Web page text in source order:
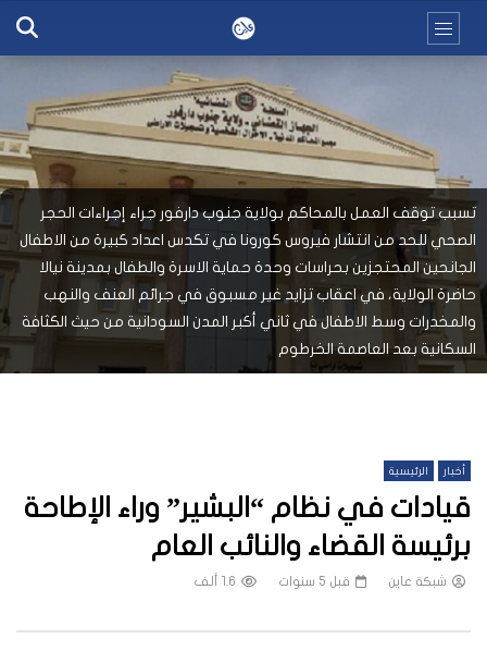
تسبب توقف العمل بالمحاكم بولاية جنوب دارفور جراء إجراءات الحجر
الصحي للحد من انتشار فيروس كورونا في تكدس اعداد كبيرة من الاطفال
الجانحين المحتجزين بحراسات وحدة حماية الاسرة والطفال بمدينة نيالا
حاضرة الولاية، في اعقاب تزايد غير مسبوق في جرائم العنف والنهب
والمخدرات وسط الاطفال في ثاني أكبر المدن السودانية من حيث الكثافة
السكانية بعد العاصمة الخرطوم
أخبار الرئيسية
قيادات في نظام “البشير” وراء الإطاحة
برئيسة القضاء والنائب العام
شبكة عاين قبل 5 سنوات 1.6 ألف